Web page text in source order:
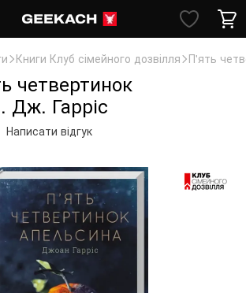
Книги Клуб сімейного дозвілля П'ять
четвертинок
Дж. Гарріс
Написати відгук